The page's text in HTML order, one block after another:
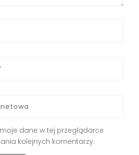
dane w tej przeglądarce
kolejnych komentarzy.